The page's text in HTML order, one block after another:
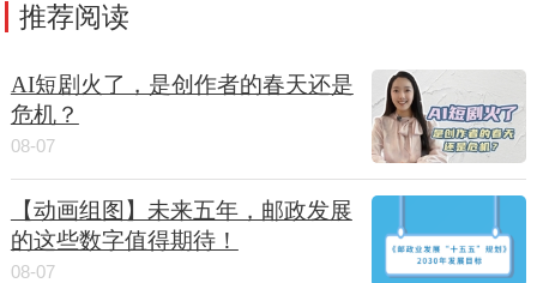
推荐阅读
AI短剧火了，是创作者的春天还是
危机？
08-07
【动画组图】未来五年，邮政发展
的这些数字值得期待！
08-07